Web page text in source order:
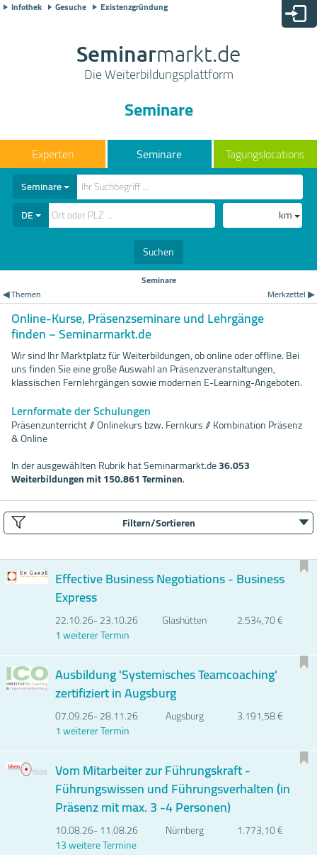
Infothek Gesuche Existenzgründung
Seminarmarkt.de
Die Weiterbildungsplattform
Seminare
Seminare Tagungslocations
Seminare
DE
km
Suchen
Seminare
◀ Themen
Merkzettel ▶
Online-Kurse, Präsenzseminare und Lehrgänge
finden − Seminarmarkt.de
Wir sind Ihr Marktplatz für Weiterbildungen, ob online oder offline. Bei
uns finden Sie eine große Auswahl an Präsenzveranstaltungen,
klassischen Fernlehrgängen sowie modernen E-Learning-Angeboten.
Lernformate der Schulungen
Präsenzunterricht // Onlinekurs bzw. Fernkurs // Kombination Präsenz
& Online
In der ausgewählten Rubrik hat Seminarmarkt.de36.053
Weiterbildungen mit 150.861 Terminen.
Filtern/Sortieren
Effective Business Negotiations - Business
Express
22.10.26- 23.10.26 Glashütten
2.534,70 €
1 weiterer Termin
Ausbildung 'Systemisches Teamcoaching'
zertifiziert in Augsburg
07.09.26- 28.11.26 Augsburg
3.191,58 €
1 weiterer Termin
Vom Mitarbeiter zur Führungskraft -
Führungswissen und Führungsverhalten (in
Präsenz mit max. 3 -4 Personen)
10.08.26- 11.08.26 Nürnberg
1.773,10 €
13 weitere Termine